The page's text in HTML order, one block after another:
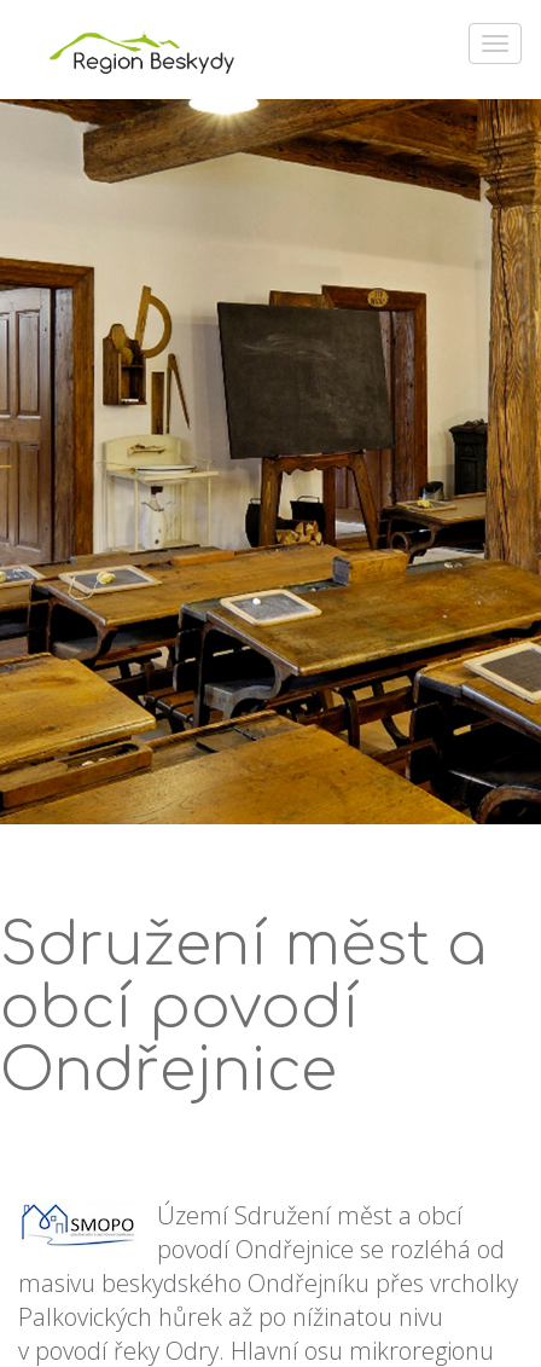
Sdružení měst a
obcí povodí
Ondřejnice
Území Sdružení měst a obcí
povodí Ondřejnice se rozléhá od
masivu beskydského Ondřejníku přes vrcholky
Palkovických hůrek až po nížinatou nivu
v povodí řeky Odry. Hlavní osu mikroregionu